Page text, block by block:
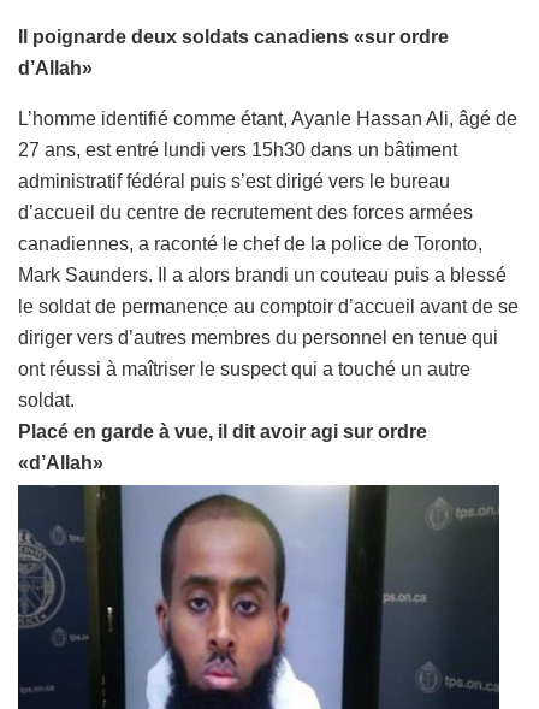
Il poignarde deux soldats canadiens «sur ordre
d’Allah»
L’homme identifié comme étant, Ayanle Hassan Ali, âgé de
27 ans, est entré lundi vers 15h30 dans un bâtiment
administratif fédéral puis s’est dirigé vers le bureau
d’accueil du centre de recrutement des forces armées
canadiennes, a raconté le chef de la police de Toronto,
Mark Saunders. Il a alors brandi un couteau puis a blessé
le soldat de permanence au comptoir d’accueil avant de se
diriger vers d’autres membres du personnel en tenue qui
ont réussi à maîtriser le suspect qui a touché un autre
soldat.
Placé en garde à vue, il dit avoir agi sur ordre
«d’Allah»